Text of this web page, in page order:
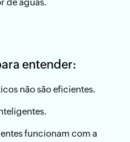
de águas.
entender:
não são eficientes.
funcionam com a